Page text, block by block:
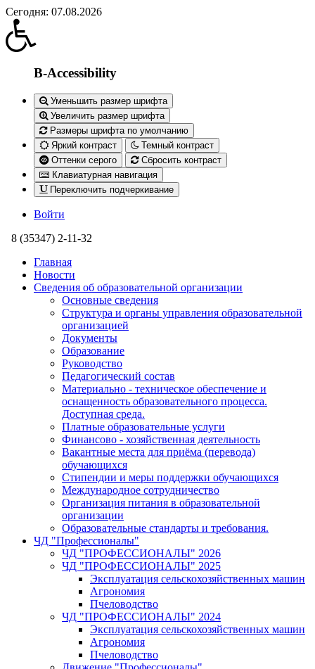
Сегодня: 07.08.2026
B-Accessibility
Уменьшить размер шрифта
Увеличить размер шрифта
Размеры шрифта по умолчанию
Яркий контраст
Темный контраст
Оттенки серого
Сбросить контраст
Клавиатурная навигация
Переключить подчеркивание
Войти
8 (35347) 2-11-32
Главная
Новости
Сведения об образовательной организации
Основные сведения
Структура и органы управления образовательной
организацией
Документы
Образование
Руководство
Педагогический состав
Материально - техническое обеспечение и
оснащенность образовательного процесса.
Доступная среда.
Платные образовательные услуги
Финансово - хозяйственная деятельность
Вакантные места для приёма (перевода)
обучающихся
Стипендии и меры поддержки обучающихся
Международное сотрудничество
Организация питания в образовательной
организации
Образовательные стандарты и требования.
ЧД "Профессионалы"
ЧД "ПРОФЕССИОНАЛЫ" 2026
ЧД "ПРОФЕССИОНАЛЫ" 2025
Эксплуатация сельскохозяйственных машин
Агрономия
Пчеловодство
ЧД "ПРОФЕССИОНАЛЫ" 2024
Эксплуатация сельскохозяйственных машин
Агрономия
Пчеловодство